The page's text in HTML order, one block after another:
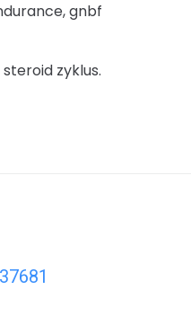
gnbf
zyklus.